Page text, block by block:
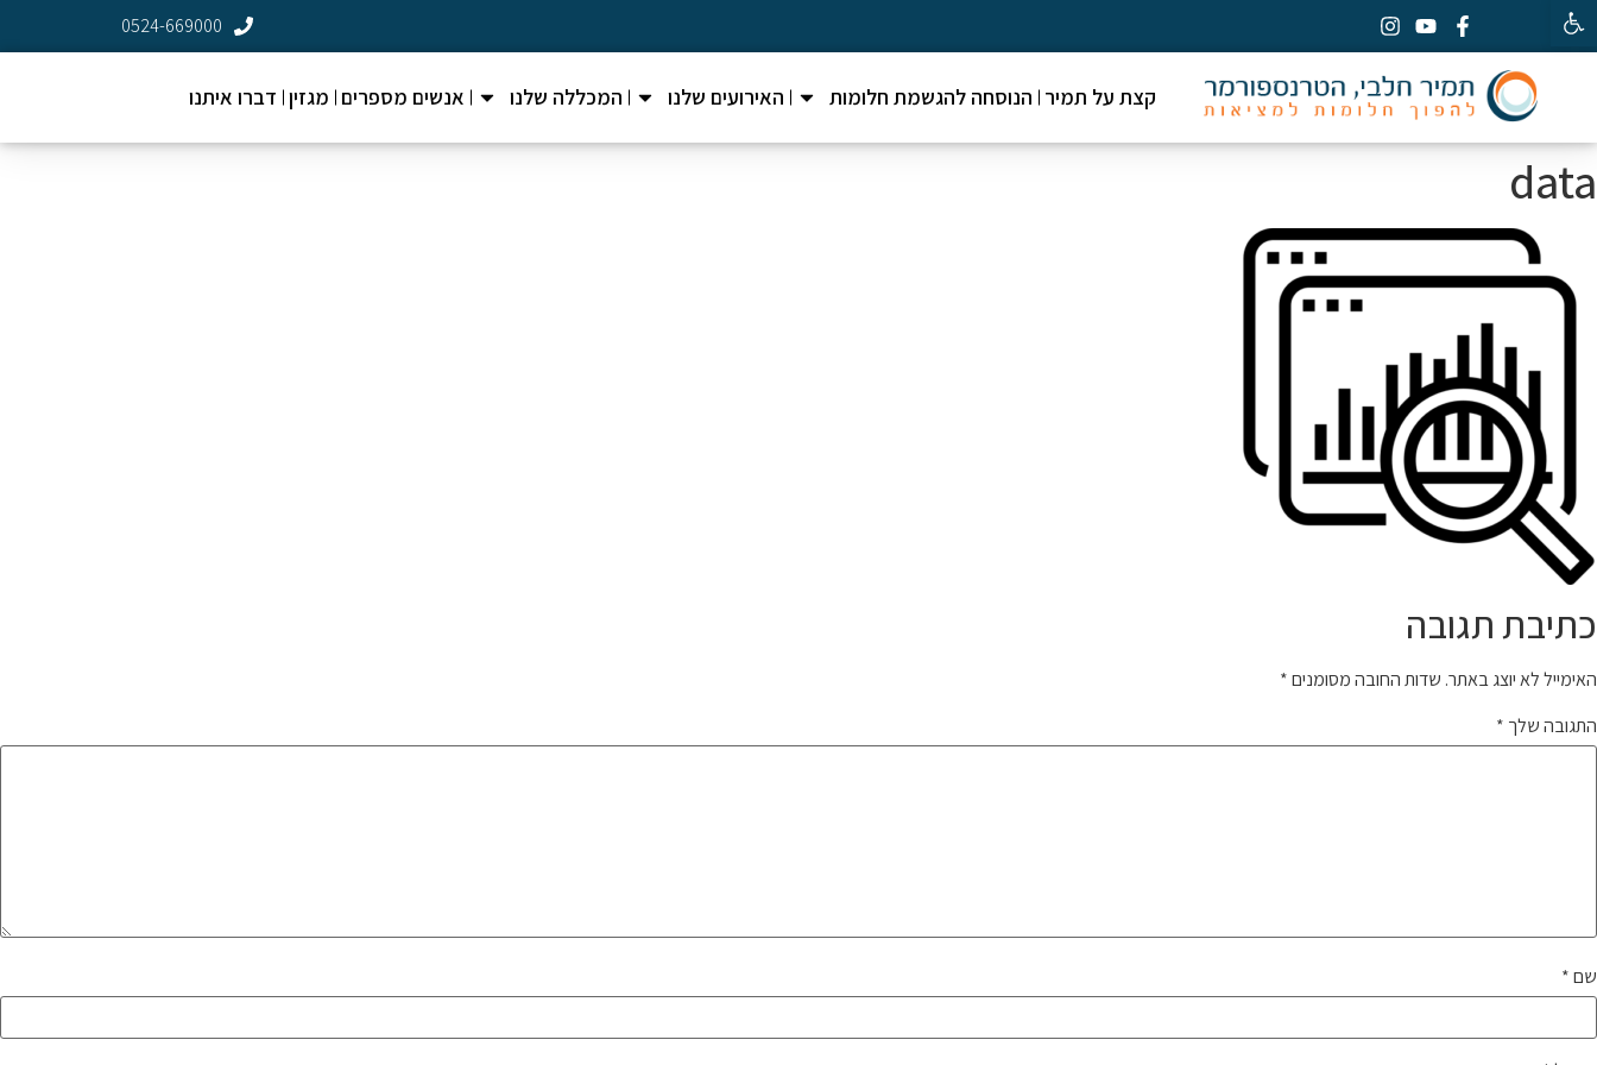
פתח סרגל נגישות
0524-669000
קצת על תמיר הנוסחה להגשמת חלומות האירועים שלנו המכללה שלנו אנשים מספרים מגזין דברו איתנו
data
כתיבת תגובה
האימייל לא יוצג באתר. שדות החובה מסומנים*
התגובה שלך *
שם*